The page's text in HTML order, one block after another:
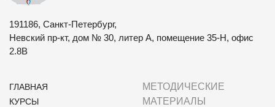
191186, Санкт-Петербург,
Невский пр-кт, дом № 30, литер А, помещение 35-Н, офис
2.8В
ГЛАВНАЯ
КУРСЫ
МЕТОДИЧЕСКИЕ
МАТЕРИАЛЫ